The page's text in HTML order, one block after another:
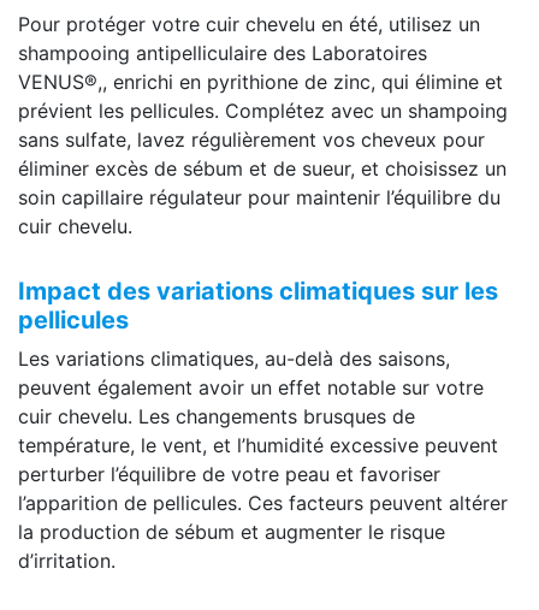
Pour protéger votre cuir chevelu en été, utilisez un
shampooing antipelliculaire des Laboratoires
VENUS®,, enrichi en pyrithione de zinc, qui élimine et
prévient les pellicules. Complétez avec un shampoing
sans sulfate, lavez régulièrement vos cheveux pour
éliminer excès de sébum et de sueur, et choisissez un
soin capillaire régulateur pour maintenir l’équilibre du
cuir chevelu.
Impact des variations climatiques sur les
pellicules
Les variations climatiques, au-delà des saisons,
peuvent également avoir un effet notable sur votre
cuir chevelu. Les changements brusques de
température, le vent, et l’humidité excessive peuvent
perturber l’équilibre de votre peau et favoriser
l’apparition de pellicules. Ces facteurs peuvent altérer
la production de sébum et augmenter le risque
d’irritation.